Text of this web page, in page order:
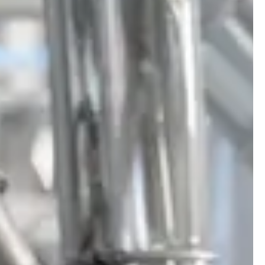
Standorte & Kontakt
News
Jobs
Whitepapers
Industrien
Mühlenindustrie
Brauerei
Bäckerei
Service